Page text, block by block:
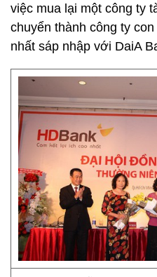
việc mua lại một công ty
chuyển thành công ty
nhất sáp nhập với DaiA